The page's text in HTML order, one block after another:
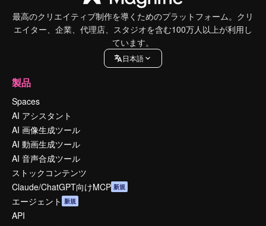
最高のクリエイティブ制作を導くためのプラットフォーム。クリ
エイター、企業、代理店、スタジオを含む100万人以上が利用し
ています。
日本語
製品
Spaces
AI アシスタント
AI 画像生成ツール
AI 動画生成ツール
AI 音声合成ツール
ストックコンテンツ
Claude/ChatGPT向けMCP 新規
エージェント 新規
API